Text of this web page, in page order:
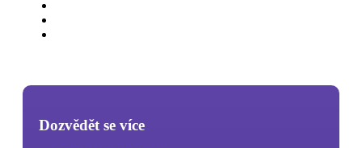
Dozvědět se více